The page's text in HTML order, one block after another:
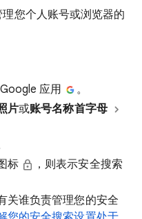
您个人账号或浏览器的
应用
。
片或账号名称首字母
标
，则表示安全搜索
关谁负责管理您的安全